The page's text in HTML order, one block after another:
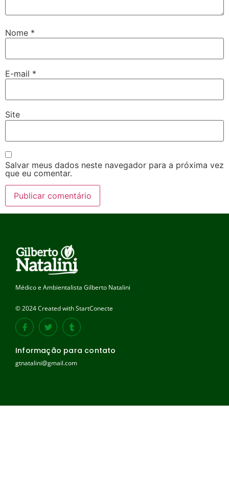
Nome *
E-mail *
Site
Salvar meus dados neste navegador para a próxima vez
que eu comentar.
Médico e Ambientalista Gilberto Natalini
© 2024 Created with StartConecte
Informação para contato
gtnatalini@gmail.com